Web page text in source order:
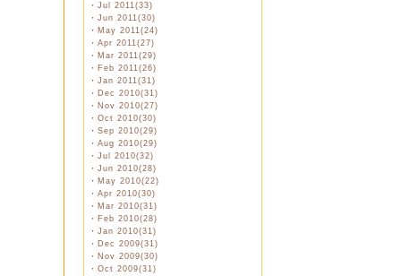
・ Jul 2011(33)
・ Jun 2011(30)
・ May 2011(24)
・ Apr 2011(27)
・ Mar 2011(29)
・ Feb 2011(26)
・ Jan 2011(31)
・ Dec 2010(31)
・ Nov 2010(27)
・ Oct 2010(30)
・ Sep 2010(29)
・ Aug 2010(29)
・ Jul 2010(32)
・ Jun 2010(28)
・ May 2010(22)
・ Apr 2010(30)
・ Mar 2010(31)
・ Feb 2010(28)
・ Jan 2010(31)
・ Dec 2009(31)
・ Nov 2009(30)
・ Oct 2009(31)